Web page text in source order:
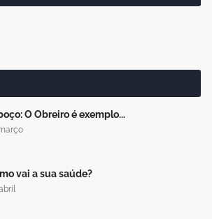
O Obreiro é exemplo...
vai a sua saúde?